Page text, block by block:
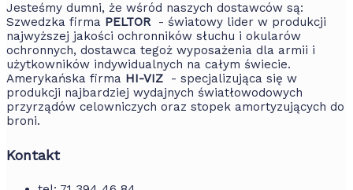
Jesteśmy dumni, że wśród naszych dostawców są:
Szwedzka firma PELTOR- światowy lider w produkcji
najwyższej jakości ochronników słuchu i okularów
ochronnych, dostawca tegoż wyposażenia dla armii i
użytkowników indywidualnych na całym świecie.
Amerykańska firma HI-VIZ - specjalizująca się w
produkcji najbardziej wydajnych światłowodowych
przyrządów celowniczych oraz stopek amortyzujących do
broni.
Kontakt